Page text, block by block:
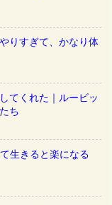
りすぎて、かなり体
てくれた｜ルービッ
ち
生きると楽になる